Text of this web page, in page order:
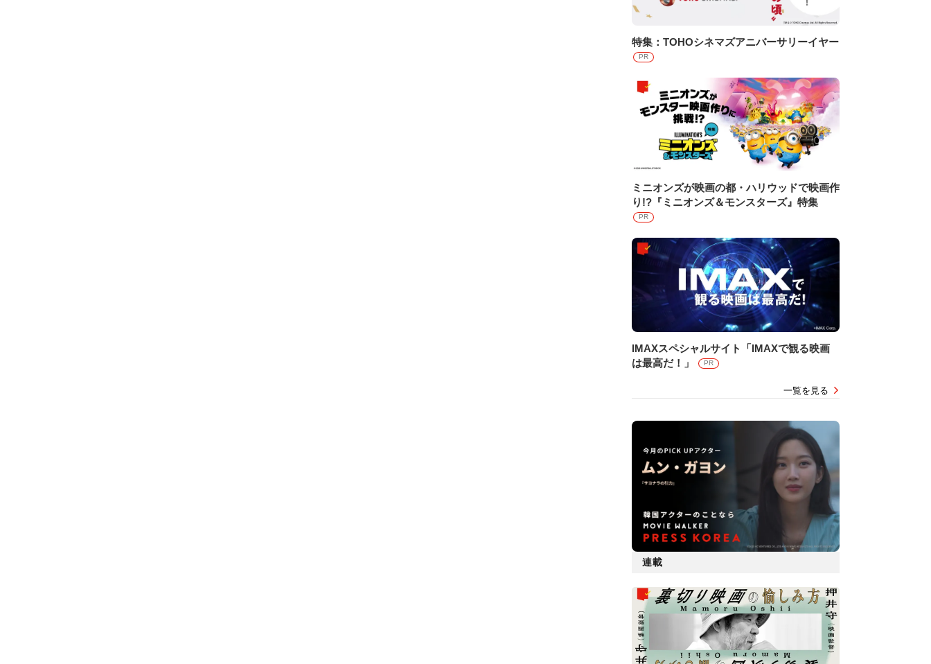
特集：TOHOシネマズアニバーサリーイヤー
PR
ミニオンズが映画の都・ハリウッドで映画作
り!?『ミニオンズ＆モンスターズ』特集
PR
IMAXスペシャルサイト「IMAXで観る映画
は最高だ！」
PR
一覧を見る
連載